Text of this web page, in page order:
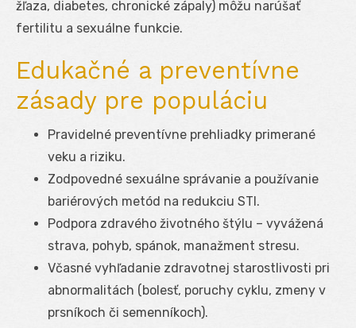
žľaza, diabetes, chronické zápaly) môžu narúšať
fertilitu a sexuálne funkcie.
Edukačné a preventívne
zásady pre populáciu
Pravidelné preventívne prehliadky primerané
veku a riziku.
Zodpovedné sexuálne správanie a používanie
bariérových metód na redukciu STI.
Podpora zdravého životného štýlu – vyvážená
strava, pohyb, spánok, manažment stresu.
Včasné vyhľadanie zdravotnej starostlivosti pri
abnormalitách (bolesť, poruchy cyklu, zmeny v
prsníkoch či semenníkoch).